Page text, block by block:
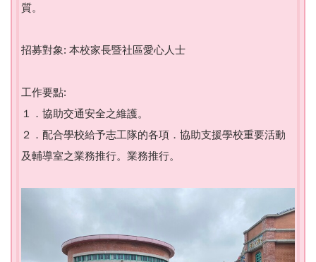
質。
招募對象: 本校家長暨社區愛心人士
工作要點:
１．協助交通安全之維護。
２．配合學校給予志工隊的各項．協助支援學校重要活動
及輔導室之業務推行。業務推行。